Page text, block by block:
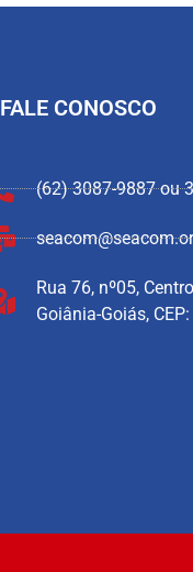
FALE CONOSCO
(62) 3087-9887 ou
Rua 76, nº05, Centro
Goiânia-Goiás,